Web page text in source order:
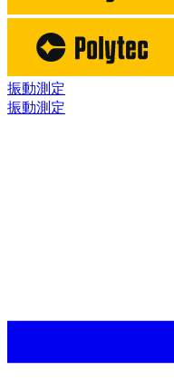
振動測定
振動測定